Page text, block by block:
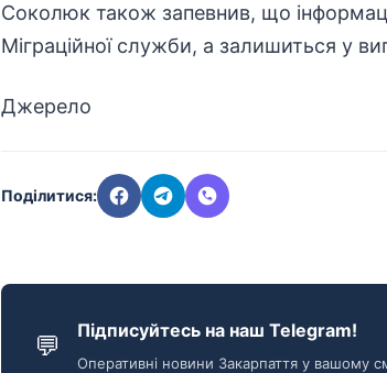
Соколюк також запевнив, що
Міграційної служби, а залишиться у
Джерело
Поділитися:
💬 Підписуйтесь на наш Telegram!
Оперативні новини Закарпаття у вашому